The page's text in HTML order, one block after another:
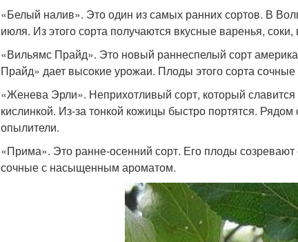
«Белый налив». Это один из самых ранних сортов. В
июля. Из этого сорта получаются вкусные варенья,
«Вильямс Прайд». Это новый раннеспелый сорт
Прайд» дает высокие урожаи. Плоды этого сорта сочные
«Женева Эрли». Неприхотливый сорт, который
кислинкой. Из-за тонкой кожицы быстро портятся.
опылители.
«Прима». Это ранне-осенний сорт. Его плоды созревают
сочные с насыщенным ароматом.